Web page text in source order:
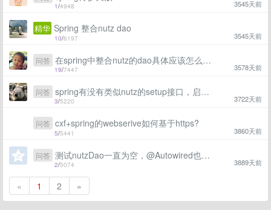
1/4948 3545天前
10/6197 3545天前
精华 Spring 整合nutz dao
19/7447 3578天前
问答 在spring中整合nutz的dao具体应该怎么做？
3/5220 3722天前
问答 spring有没有类似nutz的setup接口，启动后处理些东西
5/5441 3860天前
问答 cxf+spring的webserive如何基于https?
2/5074 3889天前
问答 测试nutzDao一直为空，@Autowired也是一样为空，请大神指教
« 1 2 »